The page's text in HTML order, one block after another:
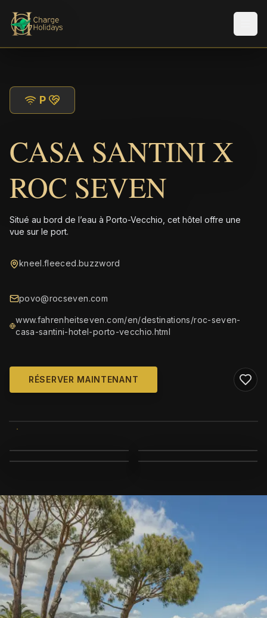
P
CASA SANTINI X
ROC SEVEN
Situé au bord de l’eau à Porto-Vecchio, cet hôtel offre une
vue sur le port.
kneel.fleeced.buzzword
povo@rocseven.com
www.fahrenheitseven.com/en/destinations/roc-seven-
casa-santini-hotel-porto-vecchio.html
RÉSERVER MAINTENANT